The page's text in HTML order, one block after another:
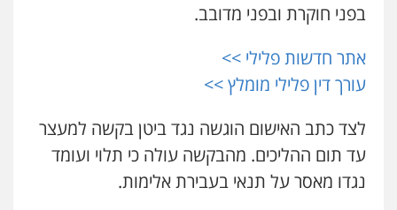
עדי כרמלי – חברת עו"ד
0525060666
גיא זהבי משרד עורכי דין
503456449
בפני חוקרת ובפני מדובב.
אתר חדשות פלילי >>
עורך דין פלילי מומלץ >>
לצד כתב האישום הוגשה נגד ביטן בקשה למעצר
עד תום ההליכים. מהבקשה עולה כי תלוי ועומד
נגדו מאסר על תנאי בעבירת אלימות.
קורל קרוז – עורך דין פלילי
משפט פלילי
0545437431
פלילי פשיעה חמורה ליווי וייצוג בחקירות
ומעצרים
0508824984